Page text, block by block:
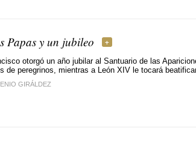
Papas y un jubileo
otorgó un año jubilar al Santuario de las
de peregrinos, mientras a León XIV le tocará
GIRÁLDEZ